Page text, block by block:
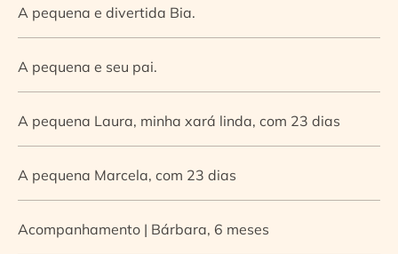
A pequena e divertida Bia.
A pequena e seu pai.
A pequena Laura, minha xará linda, com 23 dias
A pequena Marcela, com 23 dias
Acompanhamento | Bárbara, 6 meses